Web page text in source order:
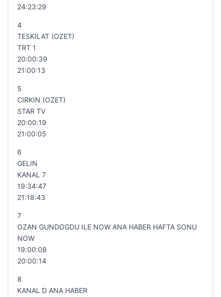
24:23:29
4
TESKILAT (OZET)
TRT 1
20:00:39
21:00:13
5
CIRKIN (OZET)
STAR TV
20:00:19
21:00:05
6
GELIN
KANAL 7
19:34:47
21:18:43
7
OZAN GUNDOGDU ILE NOW ANA HABER HAFTA SONU
NOW
19:00:08
20:00:14
8
KANAL D ANA HABER